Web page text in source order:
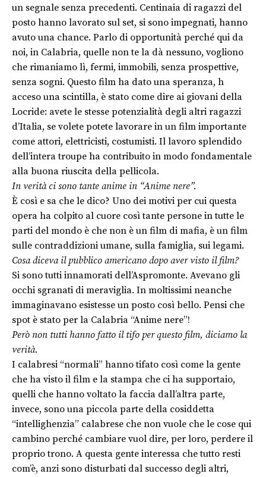
un segnale senza precedenti. Centinaia di ragazzi del
posto hanno lavorato sul set, si sono impegnati, hanno
avuto una chance. Parlo di opportunità perché qui da
noi, in Calabria, quelle non te la dà nessuno, vogliono
che rimaniamo lì, fermi, immobili, senza prospettive,
senza sogni. Questo film ha dato una speranza, h
acceso una scintilla, è stato come dire ai giovani della
Locride: avete le stesse potenzialità degli altri ragazzi
d’Italia, se volete potete lavorare in un film importante
come attori, elettricisti, costumisti. Il lavoro splendido
dell’intera troupe ha contribuito in modo fondamentale
alla buona riuscita della pellicola.
In verità ci sono tante anime in “Anime nere”.
È così e sa che le dico? Uno dei motivi per cui questa
opera ha colpito al cuore così tante persone in tutte le
parti del mondo è che non è un film di mafia, è un film
sulle contraddizioni umane, sulla famiglia, sui legami.
Cosa diceva il pubblico americano dopo aver visto il film?
Si sono tutti innamorati dell’Aspromonte. Avevano gli
occhi sgranati di meraviglia. In moltissimi neanche
immaginavano esistesse un posto così bello. Pensi che
spot è stato per la Calabria “Anime nere”!
Però non tutti hanno fatto il tifo per questo film, diciamo la
verità.
I calabresi “normali” hanno tifato così come la gente
che ha visto il film e la stampa che ci ha supportaio,
quelli che hanno voltato la faccia dall’altra parte,
invece, sono una piccola parte della cosiddetta
“intellighenzia” calabrese che non vuole che le cose qui
cambino perché cambiare vuol dire, per loro, perdere il
proprio trono. A questa gente interessa che tutto resti
com’è, anzi sono disturbati dal successo degli altri,